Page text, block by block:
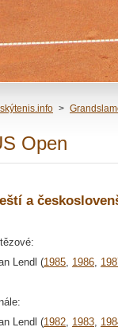
>
Open
a
Lendl (1985, 1986,
Lendl (1982, 1983,